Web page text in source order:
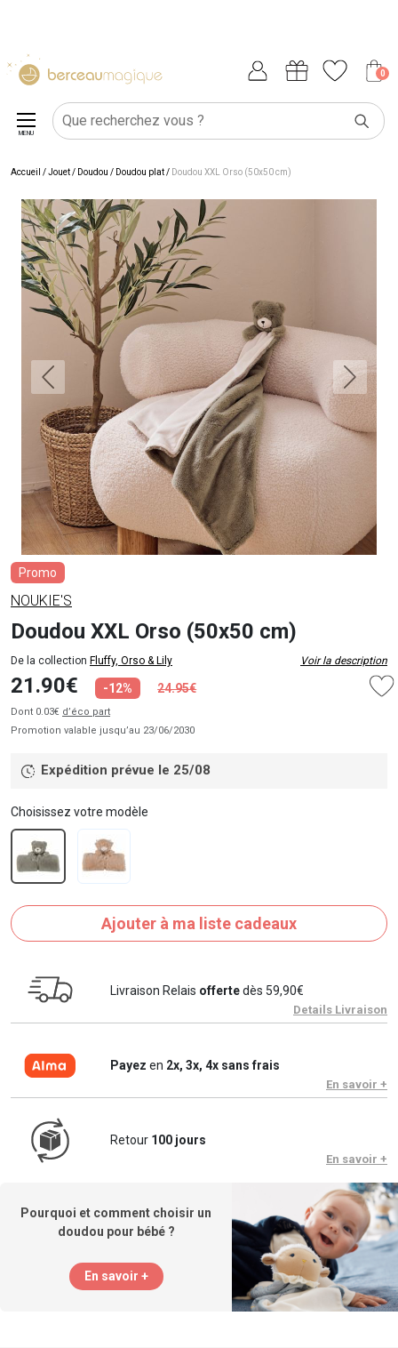
0
MENU
Accueil /Jouet/ Doudou / Doudou plat/ Doudou XXL Orso (50x50 cm)
Promo
NOUKIE'S
Doudou XXL Orso (50x50 cm)
De la collection Fluffy, Orso & Lily Voir la description
21.90€ -12% 24.95€
Dont 0.03€ d’éco part
Promotion valable jusqu’au 23/06/2030
Expédition prévue le 25/08
Choisissez votre modèle
Ajouter à ma liste cadeaux
Livraison Relais offertedès 59,90€
Details Livraison
Payez en 2x, 3x, 4x sans frais
En savoir +
Retour 100 jours
En savoir +
Pourquoi et comment choisir un
doudou pour bébé ?
En savoir +